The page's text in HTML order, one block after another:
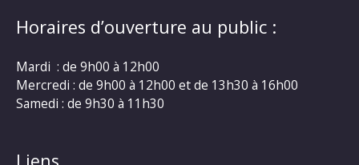
Horaires d’ouverture au public :
Mardi : de 9h00 à 12h00
Mercredi : de 9h00 à 12h00 et de 13h30 à 16h00
Samedi : de 9h30 à 11h30
Liens